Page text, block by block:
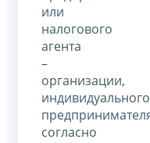
или
налогового
агента
–
организации,
индивидуального
согласно